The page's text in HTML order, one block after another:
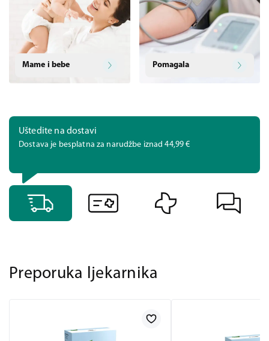
Mame i bebe Pomagala
Uštedite na dostavi
Dostava je besplatna za narudžbe iznad 44,99 €
Preporuka ljekarnika